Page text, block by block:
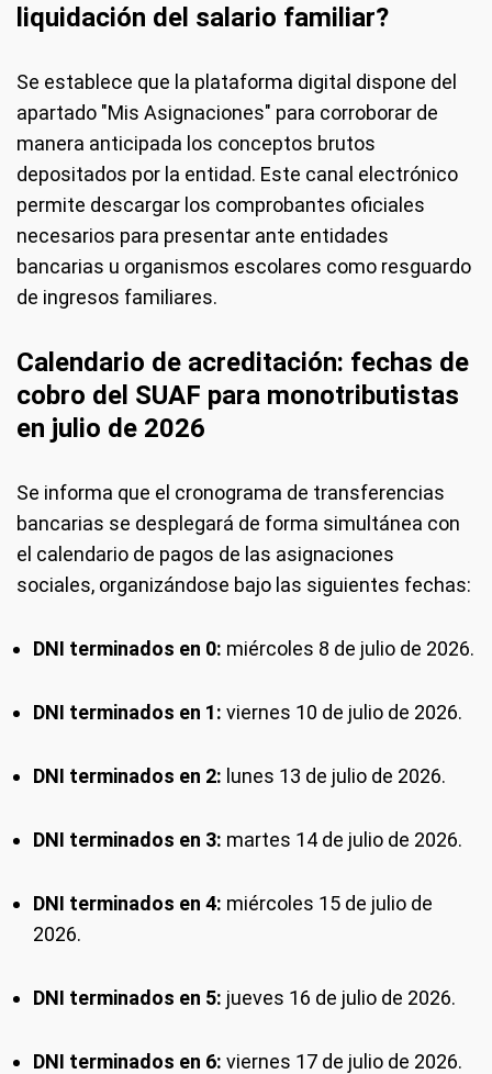
liquidación del salario familiar?
Se establece que la plataforma digital dispone del
apartado "Mis Asignaciones" para corroborar de
manera anticipada los conceptos brutos
depositados por la entidad. Este canal electrónico
permite descargar los comprobantes oficiales
necesarios para presentar ante entidades
bancarias u organismos escolares como resguardo
de ingresos familiares.
Calendario de acreditación: fechas de
cobro del SUAF para monotributistas
en julio de 2026
Se informa que el cronograma de transferencias
bancarias se desplegará de forma simultánea con
el calendario de pagos de las asignaciones
sociales, organizándose bajo las siguientes fechas:
DNI terminados en 0: miércoles 8 de julio de 2026.
DNI terminados en 1: viernes 10 de julio de 2026.
DNI terminados en 2: lunes 13 de julio de 2026.
DNI terminados en 3: martes 14 de julio de 2026.
DNI terminados en 4: miércoles 15 de julio de
2026.
DNI terminados en 5: jueves 16 de julio de 2026.
DNI terminados en 6: viernes 17 de julio de 2026.